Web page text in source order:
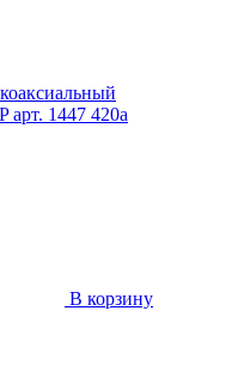
арт. 1447 420a
В корзину